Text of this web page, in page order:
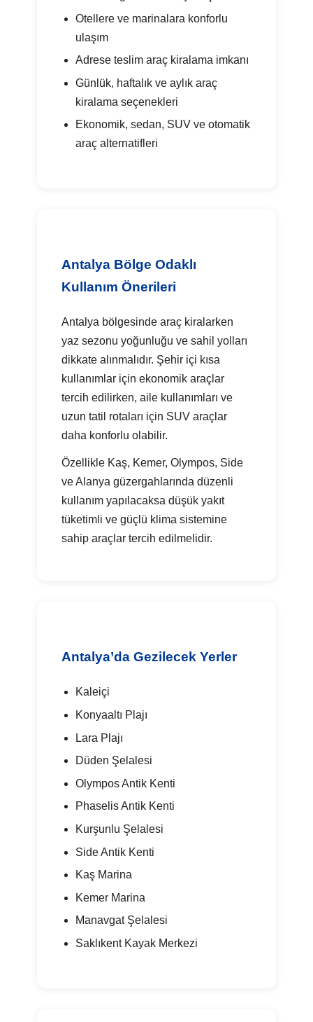
Otellere ve marinalara konforlu
ulaşım
Adrese teslim araç kiralama imkanı
Günlük, haftalık ve aylık araç
kiralama seçenekleri
Ekonomik, sedan, SUV ve otomatik
araç alternatifleri
Antalya Bölge Odaklı
Kullanım Önerileri
Antalya bölgesinde araç kiralarken
yaz sezonu yoğunluğu ve sahil yolları
dikkate alınmalıdır. Şehir içi kısa
kullanımlar için ekonomik araçlar
tercih edilirken, aile kullanımları ve
uzun tatil rotaları için SUV araçlar
daha konforlu olabilir.
Özellikle Kaş, Kemer, Olympos, Side
ve Alanya güzergahlarında düzenli
kullanım yapılacaksa düşük yakıt
tüketimli ve güçlü klima sistemine
sahip araçlar tercih edilmelidir.
Antalya’da Gezilecek Yerler
Kaleiçi
Konyaaltı Plajı
Lara Plajı
Düden Şelalesi
Olympos Antik Kenti
Phaselis Antik Kenti
Kurşunlu Şelalesi
Side Antik Kenti
Kaş Marina
Kemer Marina
Manavgat Şelalesi
Saklıkent Kayak Merkezi